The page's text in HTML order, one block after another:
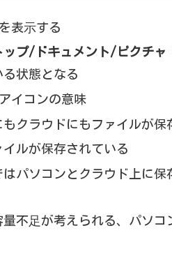
表⽰する
ップ/ドキュメント/ピクチャ
る状態となる
イコンの意味
クラウドにもファイルが保
ルが保存されている
パソコンとクラウド上に保
不⾜が考えられる、パソコ